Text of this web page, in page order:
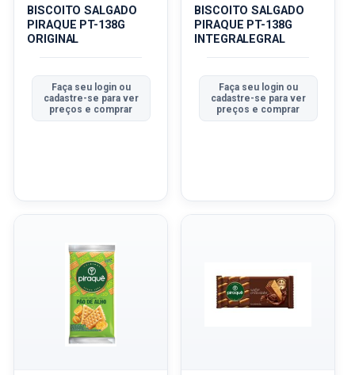
BISCOITO SALGADO
PIRAQUE PT-138G
ORIGINAL
Faça seu login ou
cadastre-se para ver
preços e comprar
BISCOITO SALGADO
PIRAQUE PT-138G
INTEGRALEGRAL
Faça seu login ou
cadastre-se para ver
preços e comprar